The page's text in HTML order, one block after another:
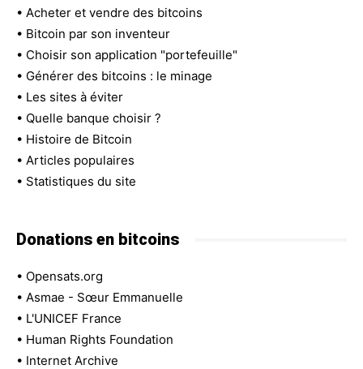
• Acheter et vendre des bitcoins
• Bitcoin par son inventeur
• Choisir son application "portefeuille"
• Générer des bitcoins : le minage
• Les sites à éviter
• Quelle banque choisir ?
• Histoire de Bitcoin
• Articles populaires
• Statistiques du site
Donations en bitcoins
• Opensats.org
• Asmae - Sœur Emmanuelle
• L'UNICEF France
• Human Rights Foundation
• Internet Archive